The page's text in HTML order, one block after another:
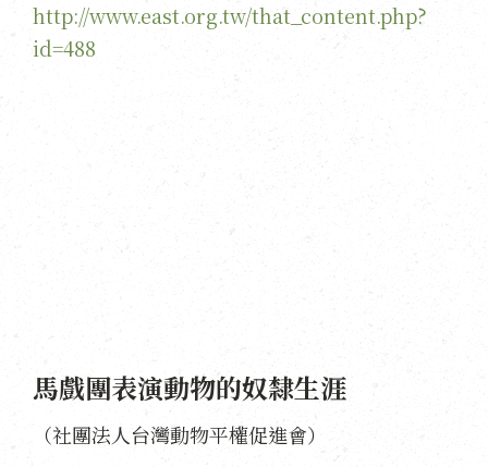
http://www.east.org.tw/that_content.php?
id=488
馬戲團表演動物的奴隸生涯
（社團法人台灣動物平權促進會）